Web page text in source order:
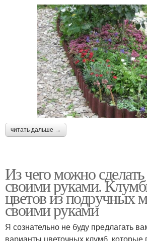
читать дальше →
Из чего можно
своими руками.
цветов из подручных
своими руками
Я сознательно не буду предлагать